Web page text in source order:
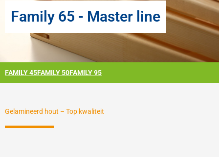
Family 65 - Master line
FAMILY 45FAMILY 50FAMILY 95
Gelamineerd hout – Top kwaliteit